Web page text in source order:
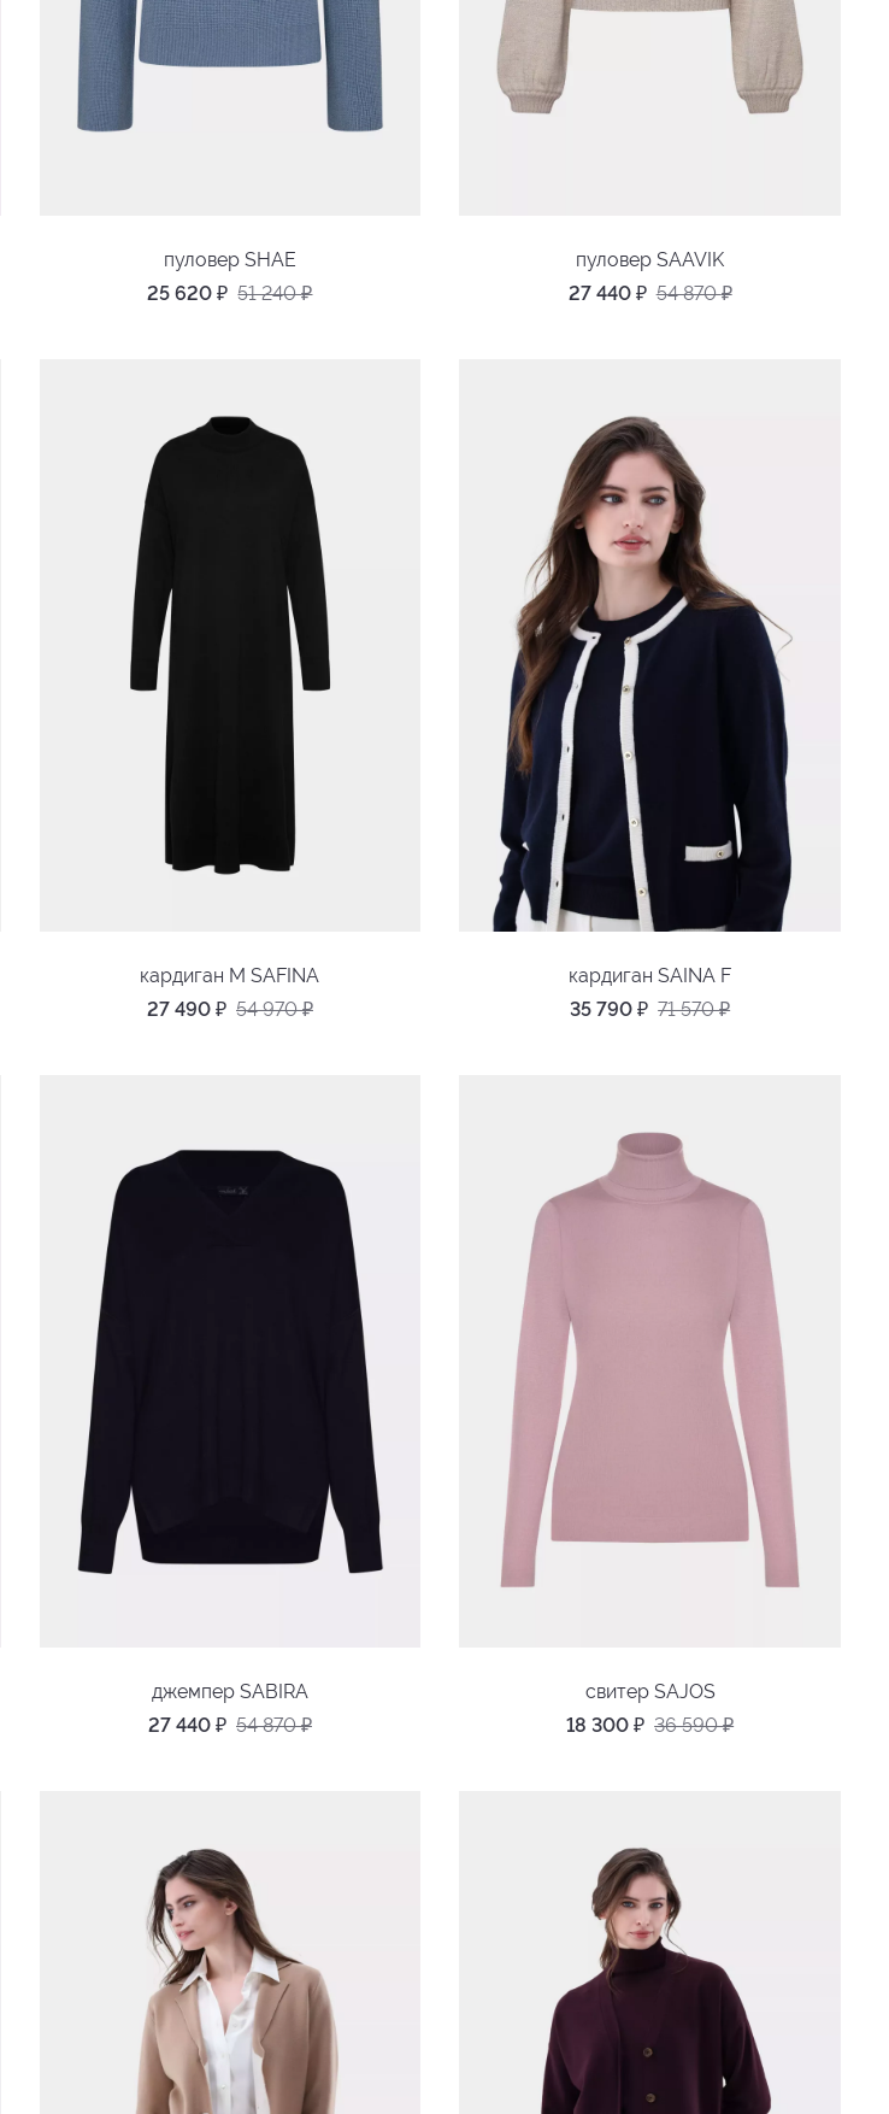
пуловер SHAE
25 620₽ 51 240₽
пуловер SAAVIK
27 440 ₽ 54 870₽
кардиган M SAFINA
27 490 ₽ 54 970₽
кардиган SAINA F
35 790₽ 71 570₽
джемпер SABIRA
27 440 ₽ 54 870₽
свитер SAJOS
18 300₽ 36 590₽